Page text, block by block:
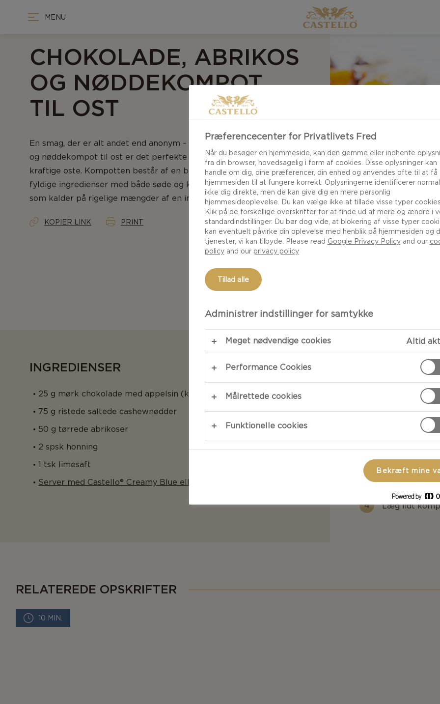
MENU
CHOKOLADE, ABRIKOS
OG NØDDEKOMPOT
TIL OST
En smag, der er alt andet end anonym – vores chokolade-, abrikos-
og nøddekompot til ost er det perfekte tilbehør til både milde og
kraftige oste. Kompotten består af en blanding af forskellige
fyldige ingredienser med både søde og krydrede smagsnuancer,
som kalder på rigelige mængder af en intens blåskimmelost.
KOPIER LINK PRINT
INGREDIENSER
25 g mørk chokolade med appelsin (kakaoindhold min. 55%)
75 g ristede saltede cashewnødder
50 g tørrede abrikoser
2 spsk honning
1 tsk limesaft
Server med Castello® Creamy Blue eller Castello® Marquis
Hak nødder,
Tilsæt
Skær osten i
Læg lidt
RELATEREDE OPSKRIFTER
10 MIN.
Præferencecenter for Privatlivets Fred
Når du besøger en hjemmeside, kan den gemme eller indhente
fra din browser, hovedsagelig i form af cookies. Disse oplysninger kan
handle om dig, dine præferencer, din enhed og anvendes ofte til at få
hjemmesiden til at fungere korrekt. Oplysningerne identificerer
ikke dig direkte, men de kan give dig en mere personlig
hjemmesideoplevelse. Du kan vælge ikke at tillade visse typer
Klik på de forskellige overskrifter for at finde ud af mere og ændre i
standardindstillinger. Du bør dog vide, at blokering af visse typer
kan eventuelt påvirke din oplevelse med henblik på hjemmesiden og
tjenester, vi kan tilbyde. Please read Google Privacy Policyand our
policyand our privacy policy
Tillad alle
Administrer indstillinger for samtykke
Meget nødvendige cookies Altid
Performance Cookies
Målrettede cookies
Funktionelle cookies
Bekræft mine